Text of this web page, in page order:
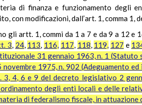
di finanza e funzionamento degli
con modificazioni, dall’art. 1, comma 1,
gli artt.1, commi da 1 a 7 e da 9 a 12 e
3, 24, 113, 116, 117, 118, 119, 127 e
31 gennaio 1963, n. 1 (Statuto
1975, n. 902 (Adeguamento
3, 4, 6 e 9 del decreto legislativo 2
degli enti locali e delle
di federalismo fiscale, in